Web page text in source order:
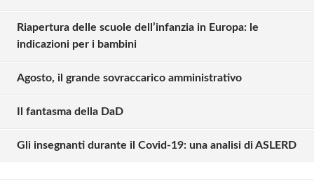
Riapertura delle scuole dell’infanzia in Europa: le
indicazioni per i bambini
Agosto, il grande sovraccarico amministrativo
Il fantasma della DaD
Gli insegnanti durante il Covid-19: una analisi di ASLERD
Solo gli utenti registrati possono
commentare!
Effettua il Login o Registrati